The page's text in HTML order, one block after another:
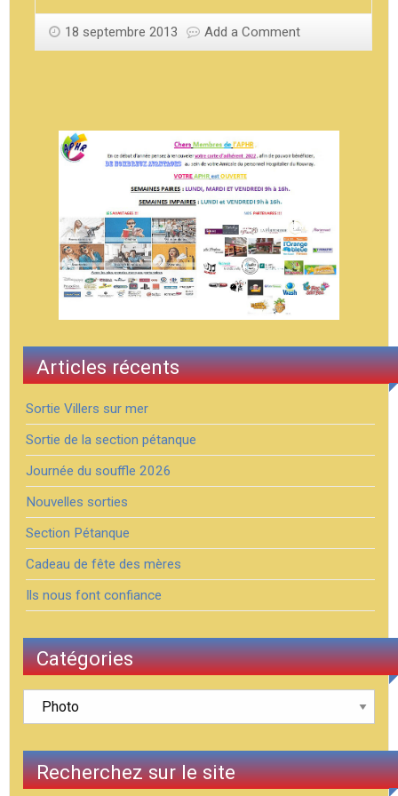
18 septembre 2013 Add a Comment
Articles récents
Sortie Villers sur mer
Sortie de la section pétanque
Journée du souffle 2026
Nouvelles sorties
Section Pétanque
Cadeau de fête des mères
Ils nous font confiance
Catégories
Catégories
Recherchez sur le site